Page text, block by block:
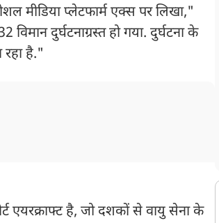
मीडिया प्लेटफार्म एक्स पर लिखा,"
दुर्घटनाग्रस्त हो गया. दुर्घटना के
है."
एयरक्राफ्ट है, जो दशकों से वायु सेना के